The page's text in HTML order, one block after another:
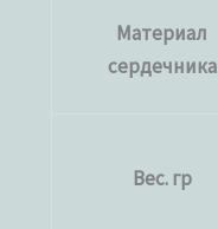
Материал
сердечника
Вес. гр